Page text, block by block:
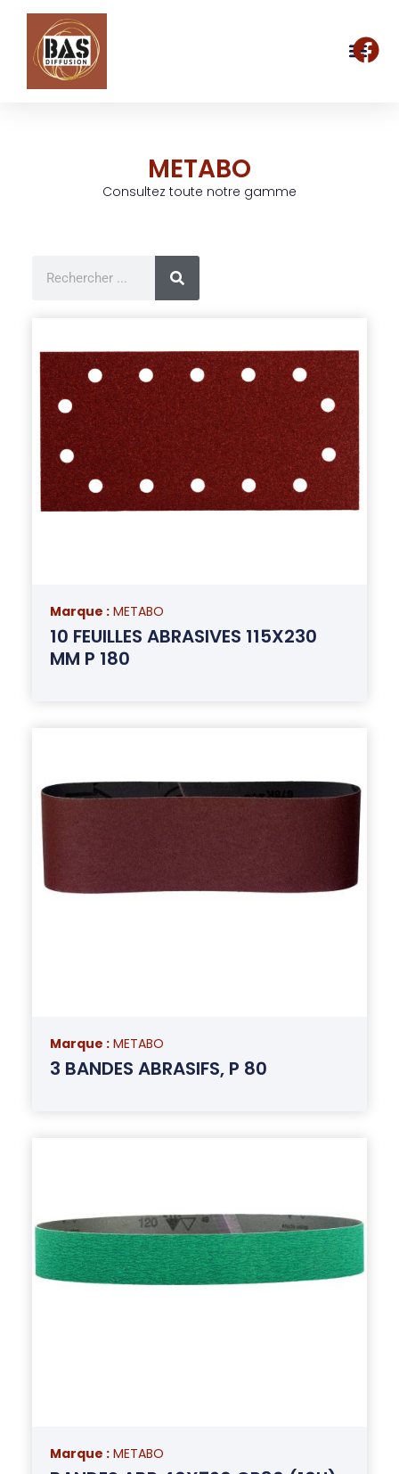
METABO
Consultez toute notre gamme
Marque : METABO
10 FEUILLES ABRASIVES 115X230
MM P 180
Marque : METABO
3 BANDES ABRASIFS, P 80
Marque : METABO